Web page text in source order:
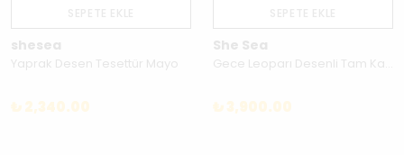
shesea
Yaprak Desen Tesettür Mayo
₺ 2,340.00
She Sea
₺ 3,900.00